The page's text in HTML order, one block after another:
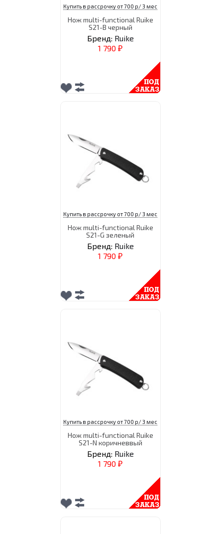
Купить в рассрочку от 700 р/ 3 мес
Нож multi-functional Ruike
S21-B черный
Бренд: Ruike
1 790 ₽
Купить в рассрочку от 700 р/ 3 мес
Нож multi-functional Ruike
S21-G зеленый
Бренд: Ruike
1 790 ₽
Купить в рассрочку от 700 р/ 3 мес
Нож multi-functional Ruike
S21-N коричневвый
Бренд: Ruike
1 790 ₽